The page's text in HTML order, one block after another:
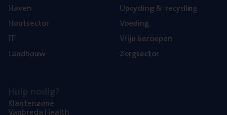
Haven
Hout­sec­tor
IT
Land­bouw
Upcy­cling& recycling
Voe­ding
Vrije beroe­pen
Zorg­sec­tor
Klan­ten­zo­ne
Van­b­re­da Health